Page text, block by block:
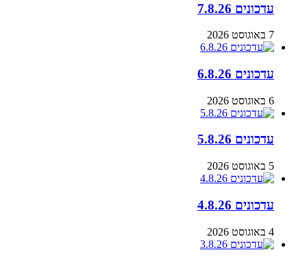
עדכונים 7.8.26
7 באוגוסט 2026
עדכונים 6.8.26
6 באוגוסט 2026
עדכונים 5.8.26
5 באוגוסט 2026
עדכונים 4.8.26
4 באוגוסט 2026